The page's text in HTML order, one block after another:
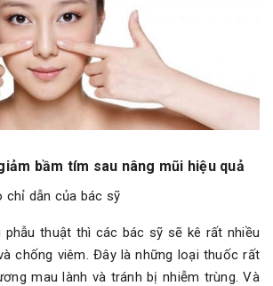
bầm tím sau nâng mũi hiệu quả
chỉ dẫn của bác sỹ
phẫu thuật thì các bác sỹ sẽ kê rất nhiều
chống viêm. Đây là những loại thuốc rất
mau lành và tránh bị nhiễm trùng. Và